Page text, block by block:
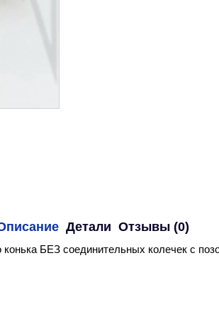
Детали Отзывы (0)
БЕЗ соединительных колечек с